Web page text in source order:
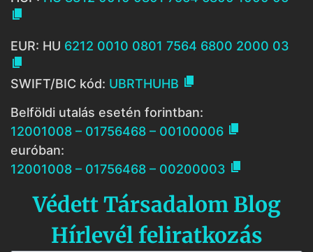

EUR: HU 6212 0010 0801 7564 6800 2000 03

SWIFT/BIC kód: UBRTHUHB 
Belföldi utalás esetén forintban:
12001008 – 01756468 – 00100006 
euróban:
12001008 – 01756468 – 00200003 
Védett Társadalom Blog
Hírlevél feliratkozás